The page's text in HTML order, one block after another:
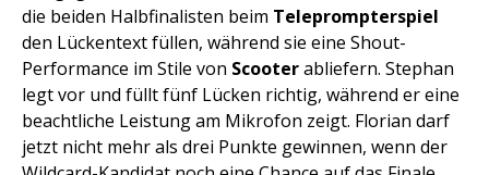
die beiden Halbfinalisten beim Teleprompterspiel
den Lückentext füllen, während sie eine Shout-
Performance im Stile von Scooterabliefern. Stephan
legt vor und füllt fünf Lücken richtig, während er eine
beachtliche Leistung am Mikrofon zeigt. Florian darf
jetzt nicht mehr als drei Punkte gewinnen, wenn der